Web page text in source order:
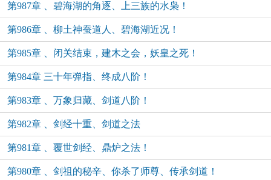
第987章 、碧海湖的角逐、上三族的水枭！
第986章 、柳土神蚕道人、碧海湖近况！
第985章 、闭关结束，建木之会，妖皇之死！
第984章 三十年弹指、终成八阶！
第983章 、万象归藏、剑道八阶！
第982章 、剑经十重、剑道之法
第981章 、覆世剑经、鼎炉之法！
第980章 、剑祖的秘辛、你杀了师尊、传承剑道！